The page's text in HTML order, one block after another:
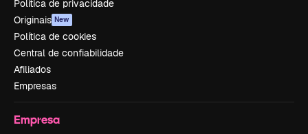
Política de privacidade
Originais New
Política de cookies
Central de confiabilidade
Afiliados
Empresas
Empresa